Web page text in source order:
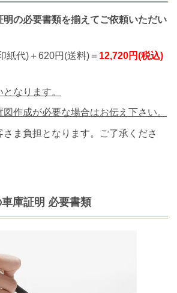
明の必要書類を揃えてご依頼いただい
紙代)＋620円(送料)＝ 12,720円(税込)
なります。
作成が必要な場合はお伝え下さい。
さま負担となります。ご了承くださ
庫証明 必要書類